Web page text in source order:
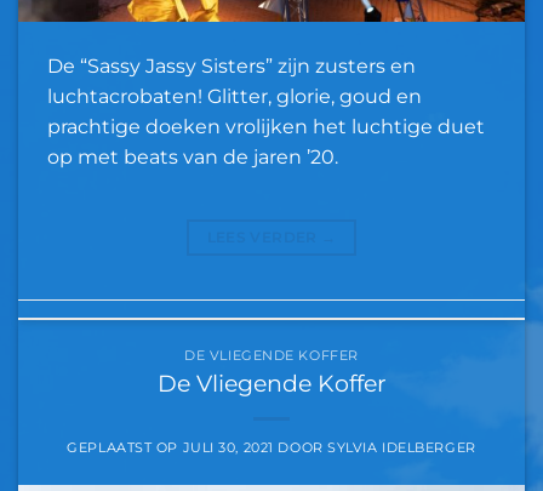
De “Sassy Jassy Sisters” zijn zusters en
luchtacrobaten! Glitter, glorie, goud en
prachtige doeken vrolijken het luchtige duet
op met beats van de jaren ’20.
DE VLIEGENDE KOFFER
De Vliegende Koffer
GEPLAATST OP JULI 30, 2021 DOORSYLVIA IDELBERGER